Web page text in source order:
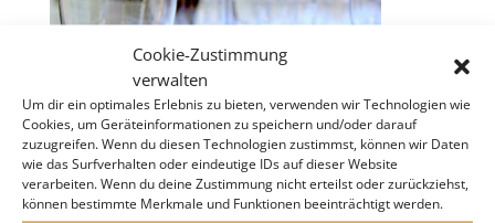
Cookie-Zustimmung
verwalten
Um dir ein optimales Erlebnis zu bieten, verwenden wir Technologien wie
Cookies, um Geräteinformationen zu speichern und/oder darauf
zuzugreifen. Wenn du diesen Technologien zustimmst, können wir Daten
wie das Surfverhalten oder eindeutige IDs auf dieser Website
verarbeiten. Wenn du deine Zustimmung nicht erteilst oder zurückziehst,
können bestimmte Merkmale und Funktionen beeinträchtigt werden.
KLIMT VILLA WIEN